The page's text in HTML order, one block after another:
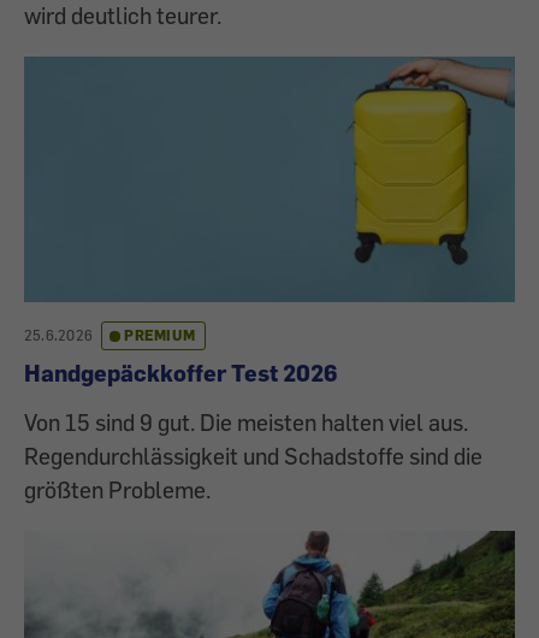
wird deutlich teurer.
25.6.2026 PREMIUM
Handgepäckkoffer Test 2026
Von 15 sind 9 gut. Die meisten halten viel aus.
Regendurchlässigkeit und Schadstoffe sind die
größten Probleme.